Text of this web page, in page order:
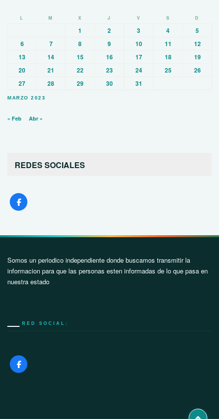
MARZO 2023
L M X J V S D
1 2 3 4
5
6
7 8 9 10 11
12
13
14 15 16 17 18
19
20
21 22 23 24 25
26
27
28 29 30 31
« Feb Abr »
REDES SOCIALES
Somos un periodico independiente donde buscamos transmitir la
informacion para que las personas esten informadas de lo que pasa en
nuestra estado
RED SOCIAL: